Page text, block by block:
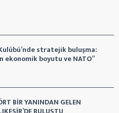
stratejik buluşma:
ekonomik boyutu ve NATO”
BİR YANINDAN GELEN